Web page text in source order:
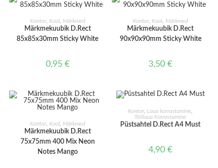
LISA KORVI
Kontor, Kool Märkmed
Märkmekuubik D.Rect
85x85x30mm Sticky White
0,95 €
LISA KORVI
Kontor Kool Märkmed
Märkmekuubik D.Rect
90x90x90mm Sticky White
3,50€
LISA KORVI
Kontor, Kool Märkmed
Märkmekuubik D.Rect
75x75mm 400 Mix Neon
Notes Mango
LISA KORVI
Kontor Laua korrastamine
Töölaua Korrastamine
Püstsahtel D.Rect A4 Must
4,90€